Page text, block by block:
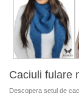
Caciuli fulare
Descopera setul de